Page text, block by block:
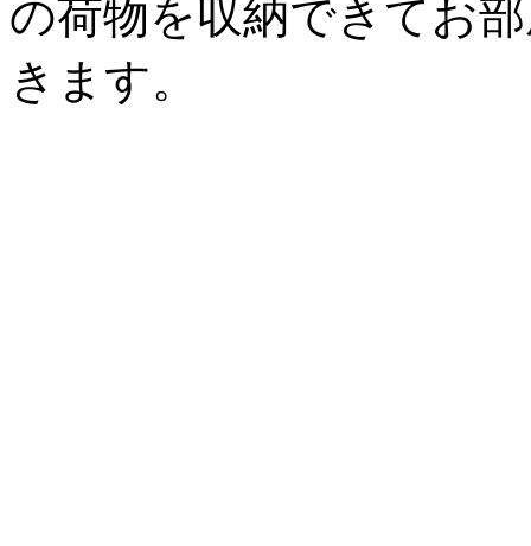
の荷物を収納できてお
きます。